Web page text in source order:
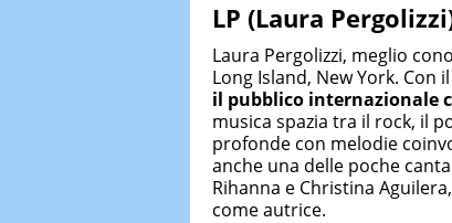
LP (Laura
Laura Pergolizzi, meglio
Long Island, New York. Con
il pubblico internazionale
musica spazia tra il rock, il
profonde con melodie
anche una delle poche
Rihanna e Christina
come autrice.